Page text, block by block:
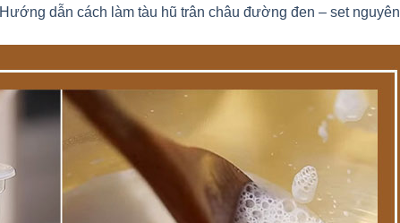
Hướng dẫn cách làm tàu hũ trân châu đường đen – set